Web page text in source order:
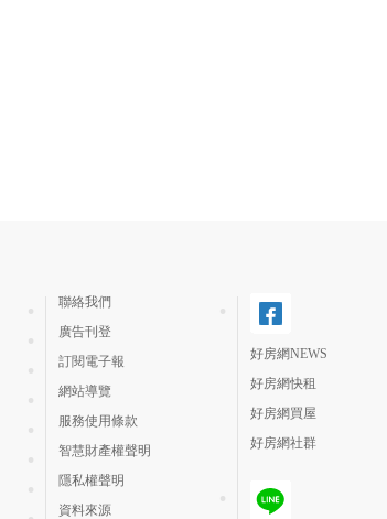
聯絡我們
廣告刊登
訂閱電子報
網站導覽
服務使用條款
智慧財產權聲明
隱私權聲明
資料來源
好房網NEWS
好房網快租
好房網買屋
好房網社群